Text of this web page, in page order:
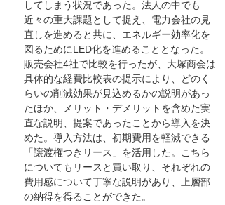
してしまう状況であった。法人の中でも
近々の重大課題として捉え、電力会社の見
直しを進めると共に、エネルギー効率化を
図るためにLED化を進めることとなった。
販売会社4社で比較を行ったが、大塚商会は
具体的な経費比較表の提示により、どのく
らいの削減効果が見込めるかの説明があっ
たほか、メリット・デメリットを含めた実
直な説明、提案であったことから導入を決
めた。導入方法は、初期費用を軽減できる
「譲渡権つきリース」を活用した。こちら
についてもリースと買い取り、それぞれの
費用感について丁寧な説明があり、上層部
の納得を得ることができた。